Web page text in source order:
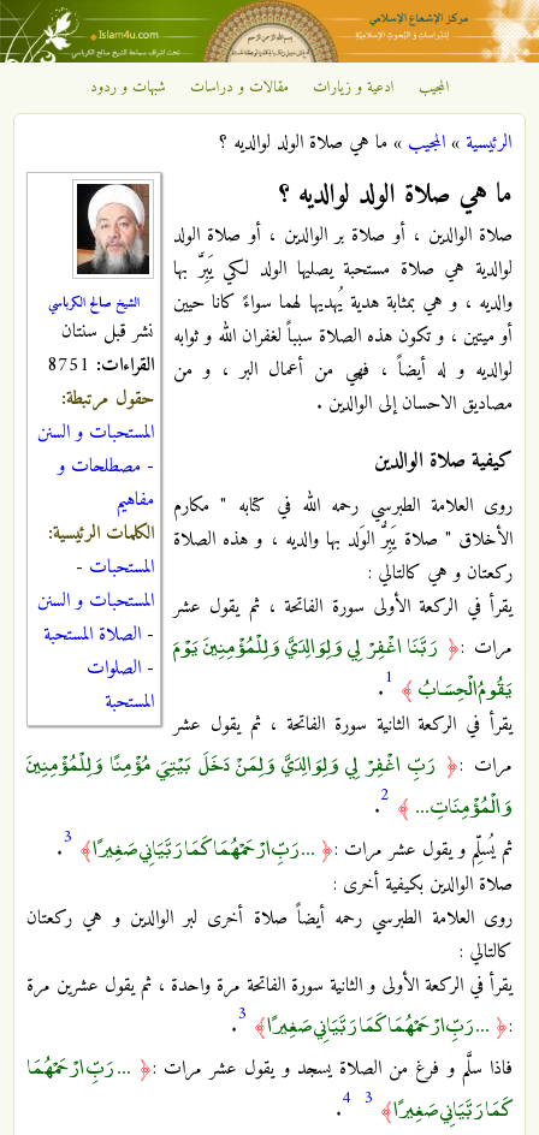
تجاوز إلى المحتوى الرئيسي
مركز
الإشعاع
الإسلامي
المجيب ادعية و زيارات مقالات و دراسات شبهات و ردود
أنت هنا
الرئيسية»المجيب »ما هي صلاة الولد لوالديه‏ ؟
الشيخ صالح الكرباسي
نشر قبل سنتان
القراءات:
حقول مرتبطة:
المستحبات و السنن
- مصطلحات و
مفاهيم
الكلمات الرئيسية:
المستحبات -
المستحبات و السنن
- الصلاة المستحبة
- الصلوات
المستحبة
ما هي صلاة الولد لوالديه‏ ؟
صلاة الوالدين ، أو صلاة بر الوالدين ، أو صلاة الولد
لوالدية هي صلاة مستحبة يصليها الولد لكي يَبِرَّ بها
والديه ، و هي بمثابة هدية يُهديها لهما سواءً كانا حيين
أو ميتين ، و تكون هذه الصلاة سبباً لغفران الله و ثوابه
لوالديه و له أيضاً ، فهي من أعمال البر ، و من
مصاديق الاحسان إلى الوالدين .
كيفية صلاة الوالدين
روى العلامة الطبرسي رحمه الله في كتابه " مكارم
الأخلاق " صلاة يَبِرُّ الوَلد بها والديه ، و هذه الصلاة
ركعتان و هي كالتالي :
يقرأ في الركعة الأولى سورة الفاتحة ، ثم يقول عشر
مرات :﴿ رَبَّنَا اغْفِرْ لِي وَلِوَالِدَيَّ وَلِلْمُؤْمِنِينَ يَوْمَ
يَقُومُ الْحِسَابُ ﴾ 1
.
يقرأ في الركعة الثانية سورة الفاتحة ، ثم يقول عشر
مرات :﴿ رَبِّ اغْفِرْ لِي وَلِوَالِدَيَّ وَلِمَنْ دَخَلَ بَيْتِيَ مُؤْمِنًا وَلِلْمُؤْمِنِينَ
وَالْمُؤْمِنَاتِ ... ﴾ 2
.
ثم يُسلِّم و يقول عشر مرات :﴿ ... رَبِّ ارْحَمْهُمَا كَمَا رَبَّيَانِي صَغِيرًا﴾ 3
.
صلاة الوالدين بكيفية أخرى :
روى العلامة الطبرسي رحمه أيضاً صلاة أخرى لبر الوالدين و هي ركعتان
كالتالي :
يقرأ في الركعة الأولى و الثانية سورة الفاتحة مرة واحدة ، ثم يقول عشرين مرة
:﴿ ... رَبِّ ارْحَمْهُمَا كَمَا رَبَّيَانِي صَغِيرًا﴾ 3
.
فاذا سلَّم و فرغ من الصلاة يسجد و يقول عشر مرات :﴿ ... رَبِّ ارْحَمْهُمَا
كَمَا رَبَّيَانِي صَغِيرًا﴾ 3
4
.